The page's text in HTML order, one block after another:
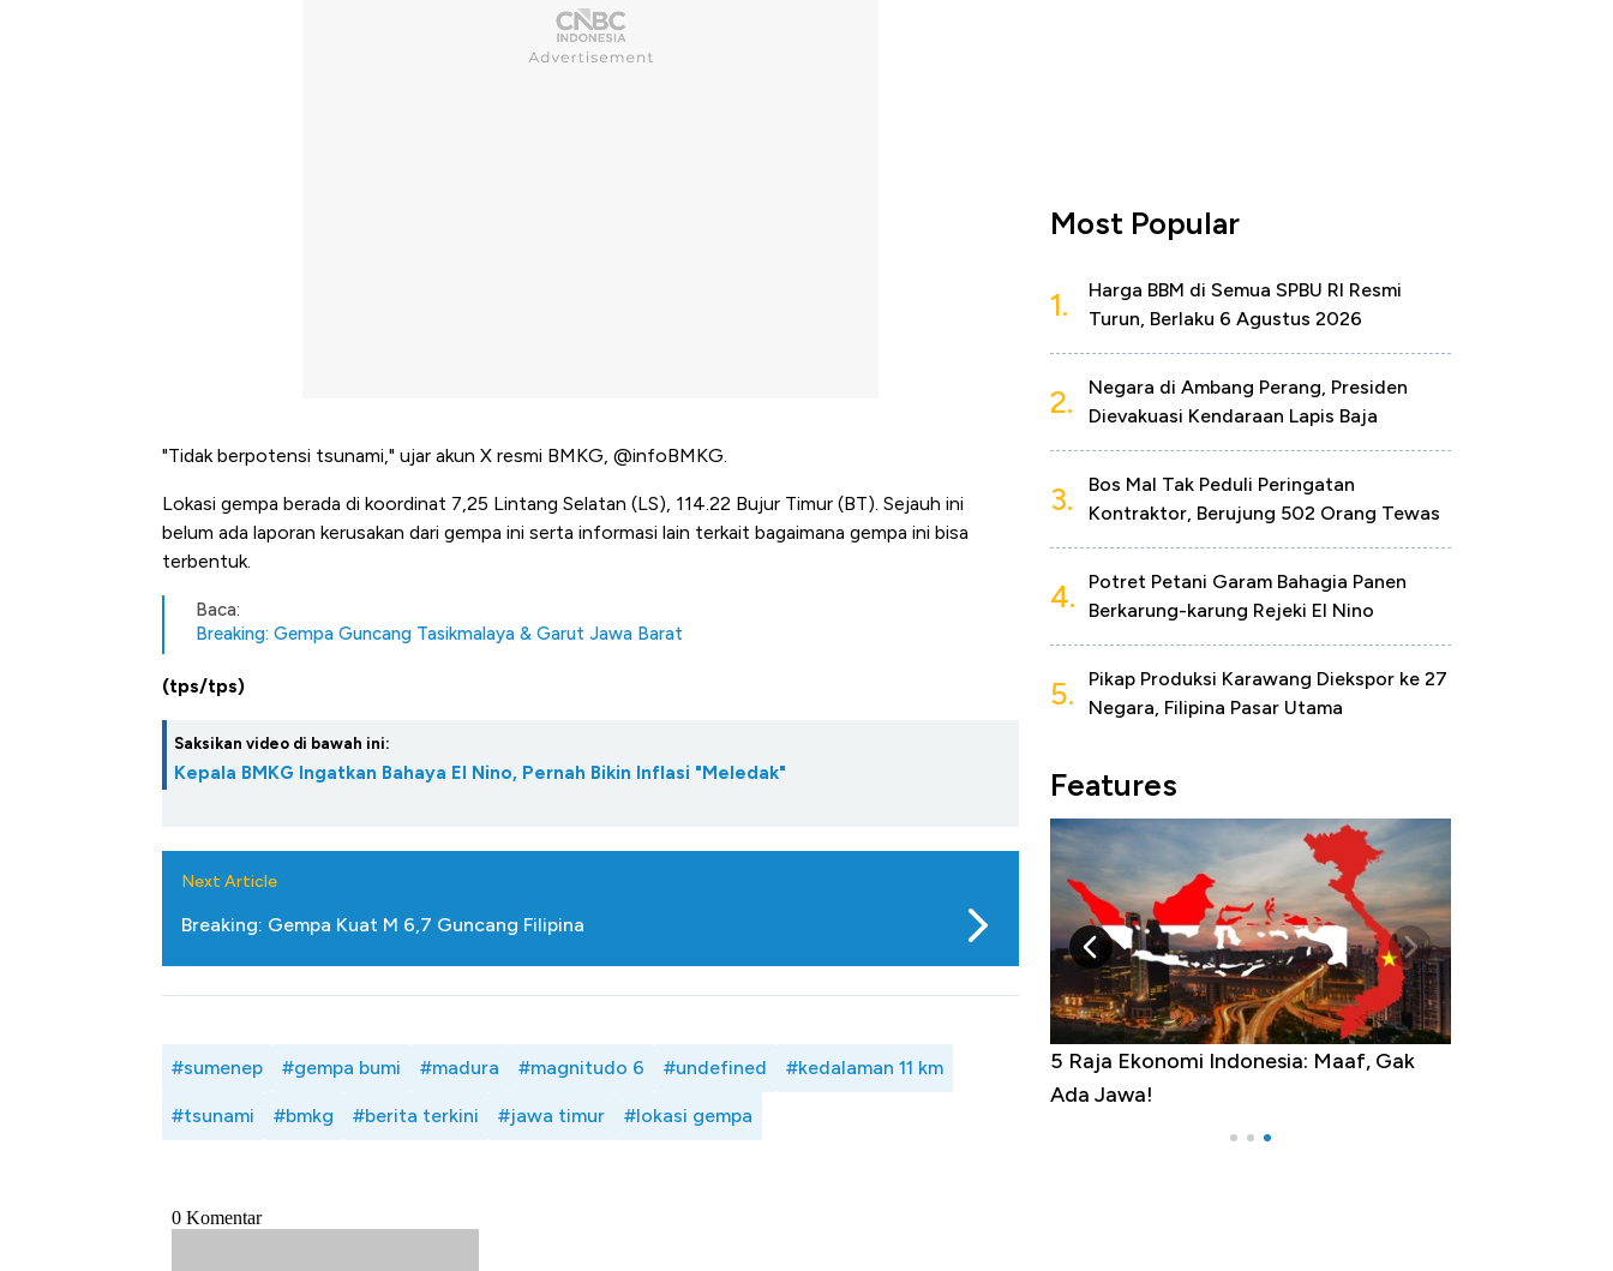
"Tidak berpotensi tsunami," ujar akun X resmi BMKG, @infoBMKG.
Lokasi gempa berada di koordinat 7,25 Lintang Selatan (LS), 114.22 Bujur Timur (BT). Sejauh ini
belum ada laporan kerusakan dari gempa ini serta informasi lain terkait bagaimana gempa ini bisa
terbentuk.
Baca:
Breaking: Gempa Guncang Tasikmalaya & Garut Jawa Barat
(tps/tps)
Saksikan video di bawah ini:
Kepala BMKG Ingatkan Bahaya El Nino, Pernah Bikin Inflasi "Meledak"
Next Article
Breaking: Gempa Kuat M 6,7 Guncang Filipina
#sumenep #gempa bumi #madura #magnitudo 6 #undefined #kedalaman 11 km
#tsunami #bmkg #berita terkini #jawa timur #lokasi gempa
Most Popular
1.
Harga BBM di Semua SPBU RI Resmi
Turun, Berlaku 6 Agustus 2026
2.
Negara di Ambang Perang, Presiden
Dievakuasi Kendaraan Lapis Baja
3.
Bos Mal Tak Peduli Peringatan
Kontraktor, Berujung 502 Orang Tewas
4.
Potret Petani Garam Bahagia Panen
Berkarung-karung Rejeki El Nino
5.
Pikap Produksi Karawang Diekspor ke 27
Negara, Filipina Pasar Utama
Features
Bangkit dari Kubur! Bisnis Furniture &
Industri Susu Jadi Bintang Baru Ekonomi
5 Raja Ekonomi Indonesia: Maaf, Gak
Ada Jawa!